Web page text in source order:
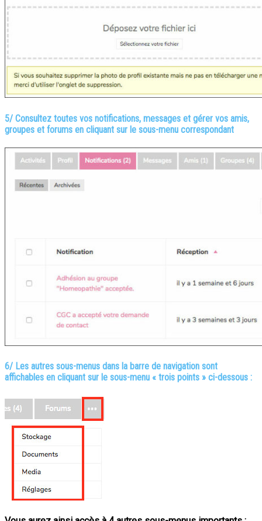
5/ Consultez toutes vos notifications, messages et gérer vos amis,
groupes et forums en cliquant sur le sous-menu correspondant
6/ Les autres sous-menus dans la barre de navigation sont
affichables en cliquant sur le sous-menu « trois points » ci-dessous :